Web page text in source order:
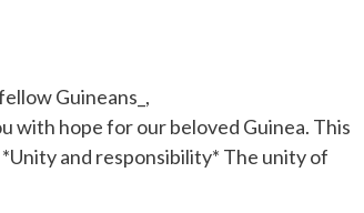
Guineans_,
with hope for our beloved Guinea. This
and responsibility* The unity of